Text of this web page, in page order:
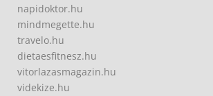
napidoktor.hu
mindmegette.hu
travelo.hu
dietaesfitnesz.hu
vitorlazasmagazin.hu
videkize.hu